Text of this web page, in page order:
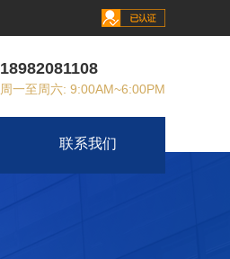
18982081108
周一至周六: 9:00AM~6:00PM
联系我们